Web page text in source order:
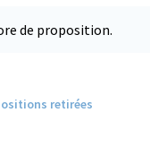
de proposition.
retirées